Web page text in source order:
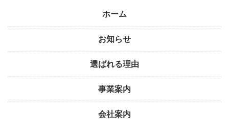
ホーム
お知らせ
選ばれる理由
事業案内
会社案内